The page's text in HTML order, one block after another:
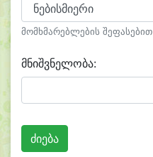
მომხმარებლების შეფასებით
მნიშვნელობა: